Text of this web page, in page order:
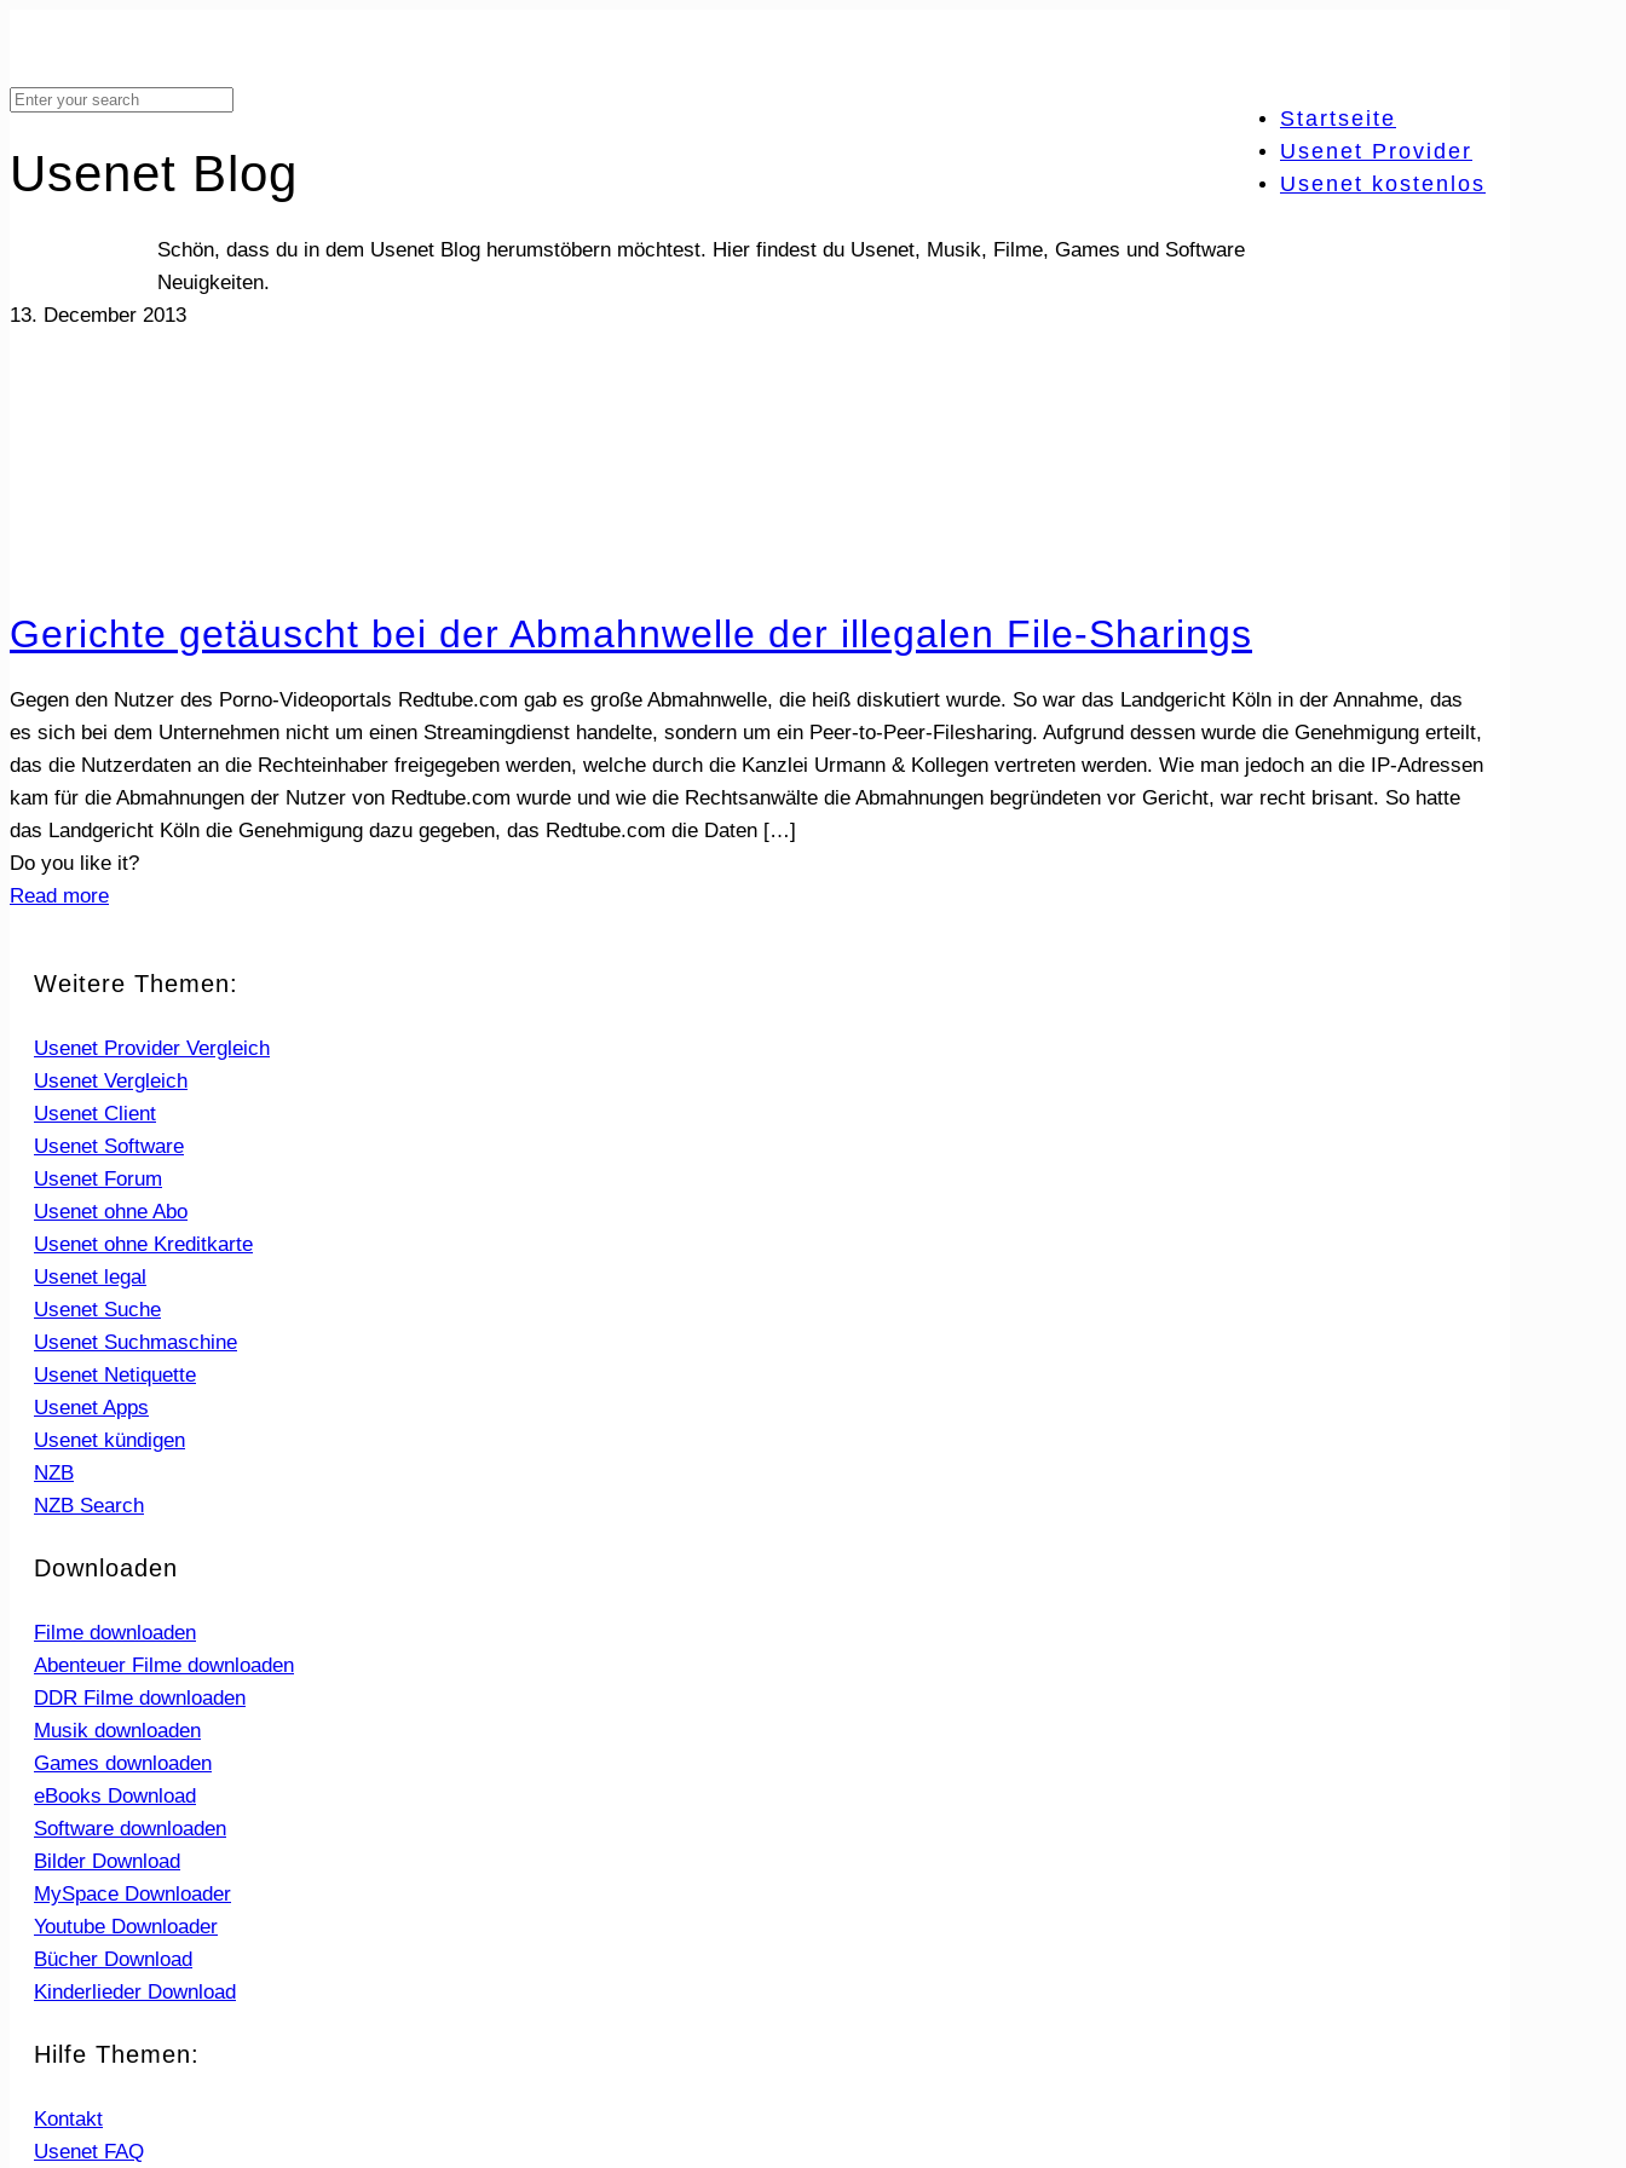
Startseite
Usenet Provider
Usenet kostenlos
Usenet Blog
Schön, dass du in dem Usenet Blog herumstöbern möchtest. Hier findest du Usenet, Musik, Filme, Games und Software
Neuigkeiten.
13. December 2013
Gerichte getäuscht bei der Abmahnwelle der illegalen File-Sharings
Gegen den Nutzer des Porno-Videoportals Redtube.com gab es große Abmahnwelle, die heiß diskutiert wurde. So war das Landgericht Köln in der Annahme, das
es sich bei dem Unternehmen nicht um einen Streamingdienst handelte, sondern um ein Peer-to-Peer-Filesharing. Aufgrund dessen wurde die Genehmigung erteilt,
das die Nutzerdaten an die Rechteinhaber freigegeben werden, welche durch die Kanzlei Urmann & Kollegen vertreten werden. Wie man jedoch an die IP-Adressen
kam für die Abmahnungen der Nutzer von Redtube.com wurde und wie die Rechtsanwälte die Abmahnungen begründeten vor Gericht, war recht brisant. So hatte
das Landgericht Köln die Genehmigung dazu gegeben, das Redtube.com die Daten […]
Do you like it?
Read more
Weitere Themen:
Usenet Provider Vergleich
Usenet Vergleich
Usenet Client
Usenet Software
Usenet Forum
Usenet ohne Abo
Usenet ohne Kreditkarte
Usenet legal
Usenet Suche
Usenet Suchmaschine
Usenet Netiquette
Usenet Apps
Usenet kündigen
NZB
NZB Search
Downloaden
Filme downloaden
Abenteuer Filme downloaden
DDR Filme downloaden
Musik downloaden
Games downloaden
eBooks Download
Software downloaden
Bilder Download
MySpace Downloader
Youtube Downloader
Bücher Download
Kinderlieder Download
Hilfe Themen:
Kontakt
Usenet FAQ